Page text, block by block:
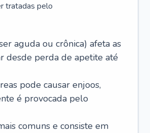
tratadas pelo
aguda ou crônica) afeta as
desde perda de apetite até
pode causar enjoos,
é provocada pelo
comuns e consiste em